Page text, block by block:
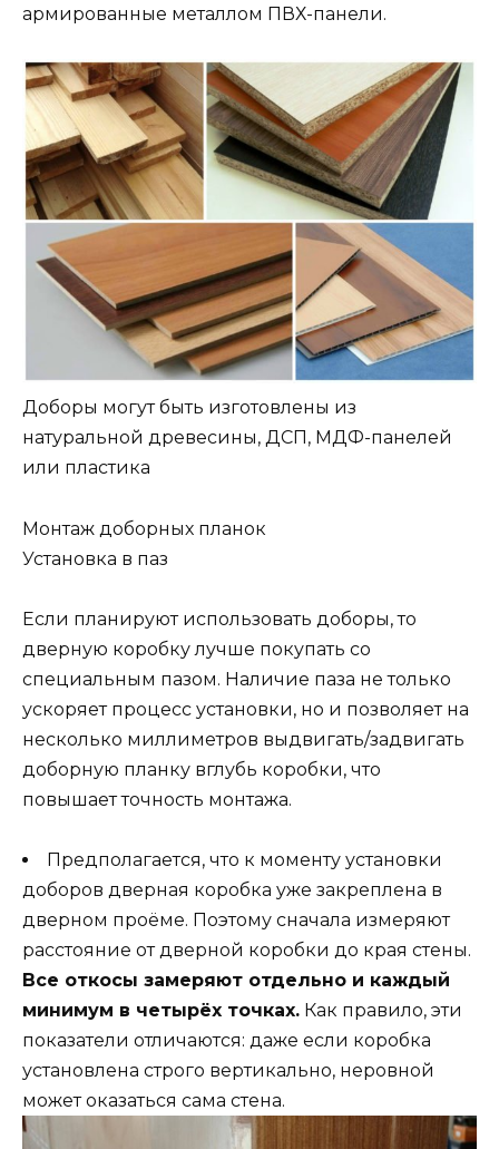
армированные металлом ПВХ-панели.
Доборы могут быть изготовлены из
натуральной древесины, ДСП, МДФ-панелей
или пластика
Монтаж доборных планок
Установка в паз
Если планируют использовать доборы, то
дверную коробку лучше покупать со
специальным пазом. Наличие паза не только
ускоряет процесс установки, но и позволяет на
несколько миллиметров выдвигать/задвигать
доборную планку вглубь коробки, что
повышает точность монтажа.
Предполагается, что к моменту установки
доборов дверная коробка уже закреплена в
дверном проёме. Поэтому сначала измеряют
расстояние от дверной коробки до края стены.
Все откосы замеряют отдельно и каждый
минимум в четырёх точках. Как правило, эти
показатели отличаются: даже если коробка
установлена строго вертикально, неровной
может оказаться сама стена.